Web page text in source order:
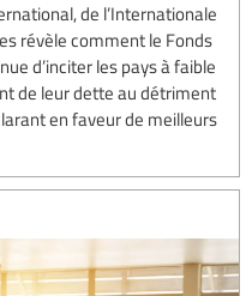
de l’Internationale
révèle comment le Fonds
d’inciter les pays à faible
de leur dette au détriment
en faveur de meilleurs